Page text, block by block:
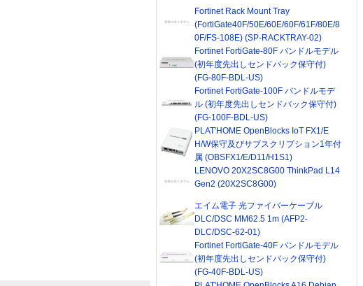
Fortinet Rack Mount Tray
(FortiGate40F/50E/60E/60F/61F/80E/8
0F/FS-108E) (SP-RACKTRAY-02)
Fortinet FortiGate-80F バンドルモデル
(初年度先出しセンドバック保守付)
(FG-80F-BDL-US)
Fortinet FortiGate-100F バンドルモデ
ル (初年度先出しセンドバック保守付)
(FG-100F-BDL-US)
PLAT'HOME OpenBlocks IoT FX1/E
H/W保守及びサブスクリプション1年付
属 (OBSFX1/E/D11/H1S1)
LENOVO 20X2SC8G00 ThinkPad L14
Gen2 (20X2SC8G00)
エイム電子 光ファイバーケーブル
DLC/DSC MM62.5 1m (AFP2-
DLC/DSC-62-01)
Fortinet FortiGate-40F バンドルモデル
(初年度先出しセンドバック保守付)
(FG-40F-BDL-US)